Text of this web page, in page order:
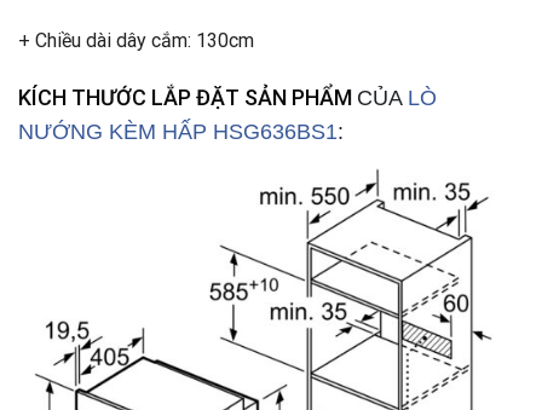
+ Chiều dài dây cắm: 130cm
KÍCH THƯỚC LẮP ĐẶT SẢN PHẨM CỦA LÒ
NƯỚNG KÈM HẤP HSG636BS1: